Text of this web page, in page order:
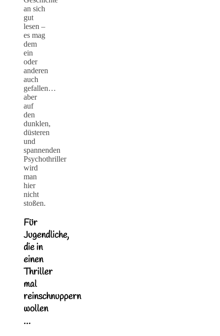
an sich
gut
lesen –
es mag
dem
ein
oder
anderen
auch
gefallen…
aber
auf
den
dunklen,
düsteren
und
spannenden
Psychothriller
wird
man
hier
nicht
stoßen.
Für
Jugendliche,
die in
einen
Thriller
mal
reinschnuppern
wollen
…